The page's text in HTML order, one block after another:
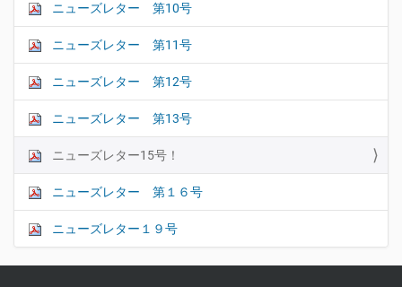
ョ
ン
ニューズレター 第10号
ニューズレター 第11号
ニューズレター 第12号
ニューズレター 第13号
ニューズレター15号！
ニューズレター 第１６号
ニューズレター１９号